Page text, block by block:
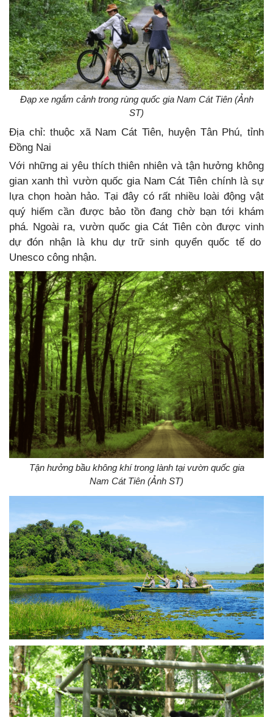
Đạp xe ngắm cảnh trong rùng quốc gia Nam Cát Tiên (Ảnh
ST)
Địa chỉ: thuộc xã Nam Cát Tiên, huyện Tân Phú, tỉnh
Đồng Nai
Với những ai yêu thích thiên nhiên và tận hưởng không
gian xanh thì vườn quốc gia Nam Cát Tiên chính là sự
lựa chọn hoàn hảo. Tại đây có rất nhiều loài động vật
quý hiếm cần được bảo tồn đang chờ bạn tới khám
phá. Ngoài ra, vườn quốc gia Cát Tiên còn được vinh
dự đón nhận là khu dự trữ sinh quyển quốc tế do
Unesco công nhận.
Tận hưởng bầu không khí trong lành tại vườn quốc gia
Nam Cát Tiên (Ảnh ST)